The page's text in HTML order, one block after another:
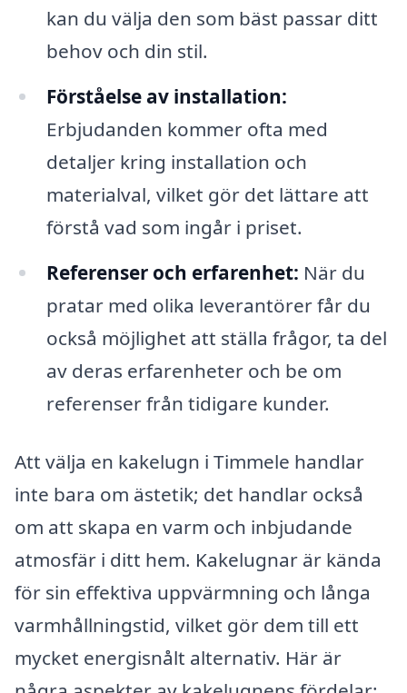
kan du välja den som bäst passar ditt
behov och din stil.
Förståelse av installation:
Erbjudanden kommer ofta med
detaljer kring installation och
materialval, vilket gör det lättare att
förstå vad som ingår i priset.
Referenser och erfarenhet: När du
pratar med olika leverantörer får du
också möjlighet att ställa frågor, ta del
av deras erfarenheter och be om
referenser från tidigare kunder.
Att välja en kakelugn i Timmele handlar
inte bara om ästetik; det handlar också
om att skapa en varm och inbjudande
atmosfär i ditt hem. Kakelugnar är kända
för sin effektiva uppvärmning och långa
varmhållningstid, vilket gör dem till ett
mycket energisnålt alternativ. Här är